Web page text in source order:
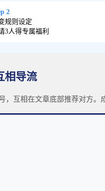
2
规则设定
3人得专属福利
相导流
，互相在文章底部推荐对方。